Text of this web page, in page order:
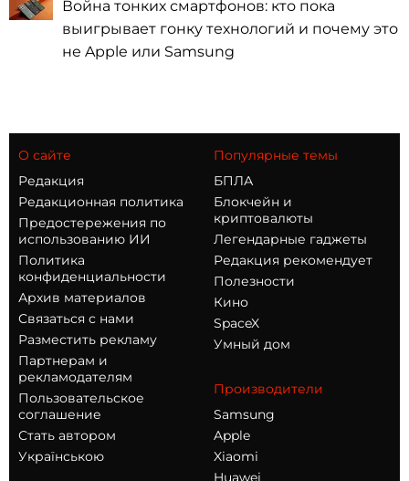
Война тонких смартфонов: кто пока
выигрывает гонку технологий и почему это
не Apple или Samsung
О сайте
Редакция
Редакционная политика
Предостережения по
использованию ИИ
Политика
конфиденциальности
Архив материалов
Связаться с нами
Разместить рекламу
Партнерам и
рекламодателям
Пользовательское
соглашение
Стать автором
Українською
Популярные темы
БПЛА
Блокчейн и
криптовалюты
Легендарные гаджеты
Редакция рекомендует
Полезности
Кино
SpaceX
Умный дом
Производители
Samsung
Apple
Xiaomi
Huawei